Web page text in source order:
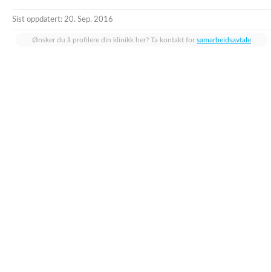
Sist oppdatert: 20. Sep. 2016
Ønsker du å profilere din klinikk her? Ta kontakt for samarbeidsavtale